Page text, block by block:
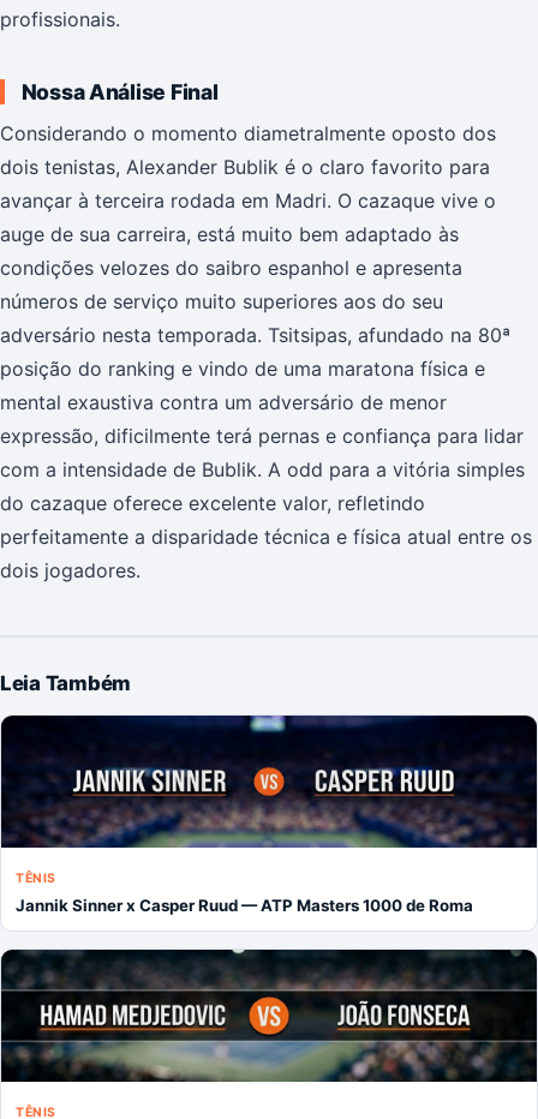
profissionais.
Nossa Análise Final
Considerando o momento diametralmente oposto dos
dois tenistas, Alexander Bublik é o claro favorito para
avançar à terceira rodada em Madri. O cazaque vive o
auge de sua carreira, está muito bem adaptado às
condições velozes do saibro espanhol e apresenta
números de serviço muito superiores aos do seu
adversário nesta temporada. Tsitsipas, afundado na 80ª
posição do ranking e vindo de uma maratona física e
mental exaustiva contra um adversário de menor
expressão, dificilmente terá pernas e confiança para lidar
com a intensidade de Bublik. A odd para a vitória simples
do cazaque oferece excelente valor, refletindo
perfeitamente a disparidade técnica e física atual entre os
dois jogadores.
Leia Também
TÊNIS
Jannik Sinner x Casper Ruud — ATP Masters 1000 de Roma
TÊNIS